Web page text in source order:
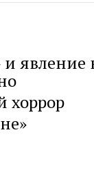
явление
хоррор